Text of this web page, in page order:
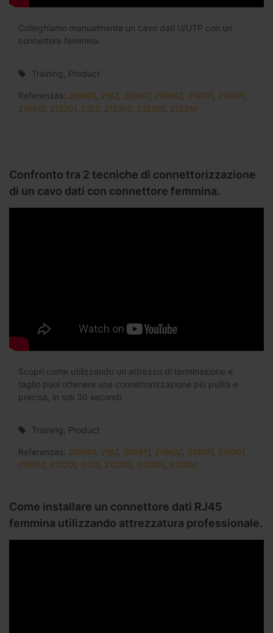
Colleghiamo manualmente un cavo dati U/UTP con un
connettore femmina.
Training, Product
Referenzas: 209901 2162 209811 219602 219701 219901
219910 212201 2123 212302 212305 212310
Confronto tra 2 tecniche di connettorizzazione
di un cavo dati con connettore femmina.
Scopri come utilizzando un attrezzo di terminazione e
taglio puoi ottenere una connettorizzazione più pulita e
precisa, in soli 30 secondi.
Training, Product
Referenzas: 209901 2162 209811 219602 219701 219901
219910 212201 2123 212302 212305 212310
Come installare un connettore dati RJ45
femmina utilizzando attrezzatura professionale.